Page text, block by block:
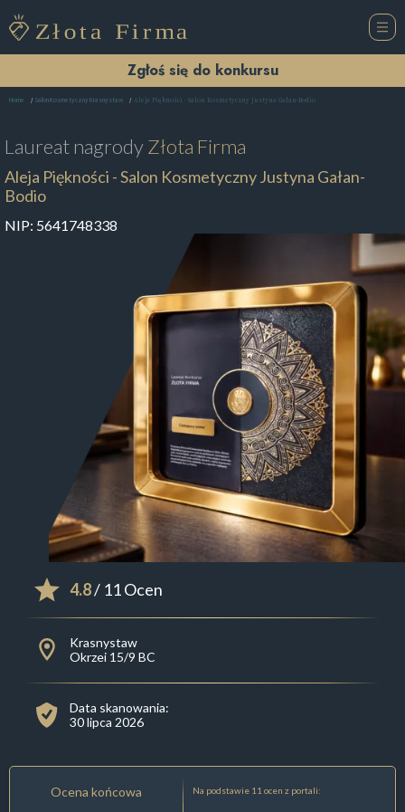
Zgłoś się do konkursu
Home Salon Kosmetyczny Krasnystaw Aleja Piękności - Salon Kosmetyczny Justyna Gałan-Bodio
Laureat nagrodyZłota Firma
Aleja Piękności - Salon Kosmetyczny Justyna Gałan-
Bodio
NIP: 5641748338
4.8/ 11 Ocen
Krasnystaw
Okrzei 15/9 BC
Data skanowania:
30 lipca 2026
Ocena końcowa Na podstawie 11 ocen z portali: